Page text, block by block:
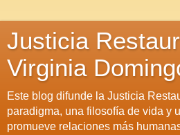
Justicia
Virginia
Este blog difunde la Justicia
paradigma, una filosofía de vida y
promueve relaciones más